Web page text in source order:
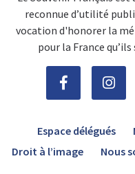
reconnue d’utilité
vocation d'honorer la
pour la France
Espace délégués
Droit à l’image
Nous